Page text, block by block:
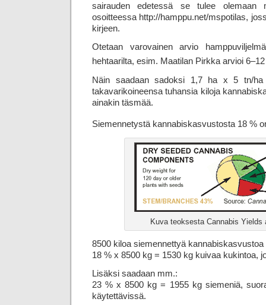
sairauden edetessä se tulee olemaan
osoitteessa http://hamppu.net/mspotilas,
kirjeen.
Otetaan varovainen arvio
hehtaarilta, esim. Maatilan Pirkka arvioi
Näin saadaan sadoksi 1,7 ha x 5 tn/
takavarikoineensa tuhansia kiloja
ainakin täsmää.
Siemennetystä kannabiskasvustosta 18 %
Kuva teoksesta Cannabis Yields
8500 kiloa siemennettyä
18 % x 8500 kg = 1530 kg kuivaa kukintoa,
Lisäksi saadaan mm.:
23 % x 8500 kg = 1955 kg siemeniä,
käytettävissä.